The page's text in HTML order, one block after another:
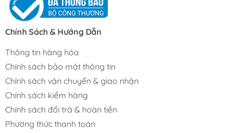
Chính Sách & Hướng Dẫn
Thông tin hàng hóa
Chính sách bảo mật thông tin
Chính sách vận chuyển & giao nhận
Chính sách kiểm hàng
Chính sách đổi trả & hoàn tiền
Phương thức thanh toán